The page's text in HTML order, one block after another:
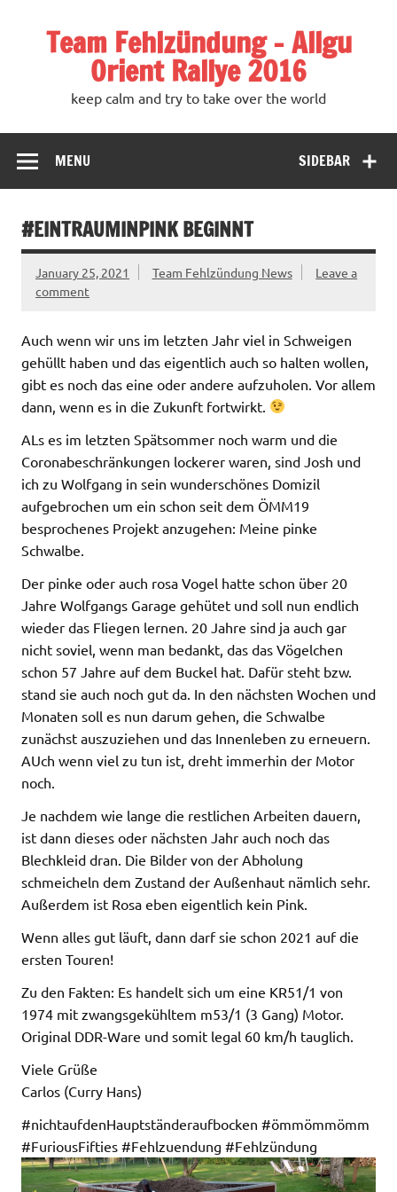
Team Fehlzündung – Allgu
Orient Rallye 2016
keep calm and try to take over the world
SIDEBAR
MENU
#EINTRAUMINPINK BEGINNT
January 25, 2021 Team Fehlzündung News
Leave a
comment
Auch wenn wir uns im letzten Jahr viel in Schweigen
gehüllt haben und das eigentlich auch so halten wollen,
gibt es noch das eine oder andere aufzuholen. Vor allem
dann, wenn es in die Zukunft fortwirkt.
ALs es im letzten Spätsommer noch warm und die
Coronabeschränkungen lockerer waren, sind Josh und
ich zu Wolfgang in sein wunderschönes Domizil
aufgebrochen um ein schon seit dem ÖMM19
besprochenes Projekt anzugehen: Meine pinke
Schwalbe.
Der pinke oder auch rosa Vogel hatte schon über 20
Jahre Wolfgangs Garage gehütet und soll nun endlich
wieder das Fliegen lernen. 20 Jahre sind ja auch gar
nicht soviel, wenn man bedankt, das das Vögelchen
schon 57 Jahre auf dem Buckel hat. Dafür steht bzw.
stand sie auch noch gut da. In den nächsten Wochen und
Monaten soll es nun darum gehen, die Schwalbe
zunächst auszuziehen und das Innenleben zu erneuern.
AUch wenn viel zu tun ist, dreht immerhin der Motor
noch.
Je nachdem wie lange die restlichen Arbeiten dauern,
ist dann dieses oder nächsten Jahr auch noch das
Blechkleid dran. Die Bilder von der Abholung
schmeicheln dem Zustand der Außenhaut nämlich sehr.
Außerdem ist Rosa eben eigentlich kein Pink.
Wenn alles gut läuft, dann darf sie schon 2021 auf die
ersten Touren!
Zu den Fakten: Es handelt sich um eine KR51/1 von
1974 mit zwangsgekühltem m53/1 (3 Gang) Motor.
Original DDR-Ware und somit legal 60 km/h tauglich.
Viele Grüße
Carlos (Curry Hans)
#nichtaufdenHauptständeraufbocken #ömmömmömm
#FuriousFifties #Fehlzuendung #Fehlzündung